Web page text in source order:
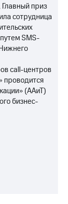
приз
сотрудница
SMS-
call-центров
проводится
(ААиТ)
бизнес-